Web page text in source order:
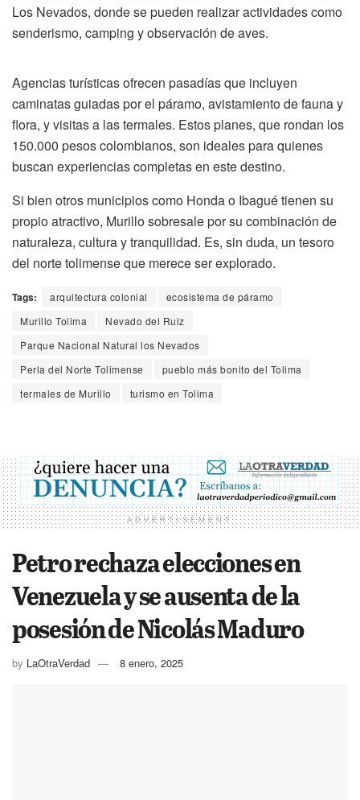
Los Nevados, donde se pueden realizar actividades como
senderismo, camping y observación de aves.
Agencias turísticas ofrecen pasadías que incluyen
caminatas guiadas por el páramo, avistamiento de fauna y
flora, y visitas a las termales. Estos planes, que rondan los
150.000 pesos colombianos, son ideales para quienes
buscan experiencias completas en este destino.
Si bien otros municipios como Honda o Ibagué tienen su
propio atractivo, Murillo sobresale por su combinación de
naturaleza, cultura y tranquilidad. Es, sin duda, un tesoro
del norte tolimense que merece ser explorado.
Tags: arquitectura colonial
ecosistema de páramo
Murillo Tolima
Nevado del Ruiz
Parque Nacional Natural los Nevados
Perla del Norte Tolimense
pueblo más bonito del Tolima
termales de Murillo
turismo en Tolima
ADVERTISEMENT
Petro rechaza elecciones en
Venezuela y se ausenta de la
posesión de Nicolás Maduro
by LaOtraVerdad 8 enero, 2025